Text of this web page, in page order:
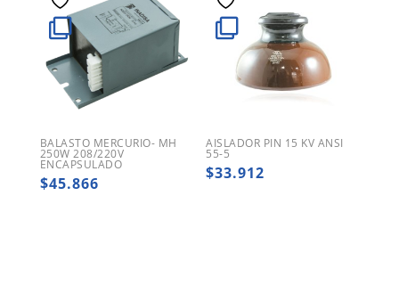
BALASTO MERCURIO- MH
250W 208/220V
ENCAPSULADO
$45.866
AISLADOR PIN 15 KV ANSI
55-5
$33.912